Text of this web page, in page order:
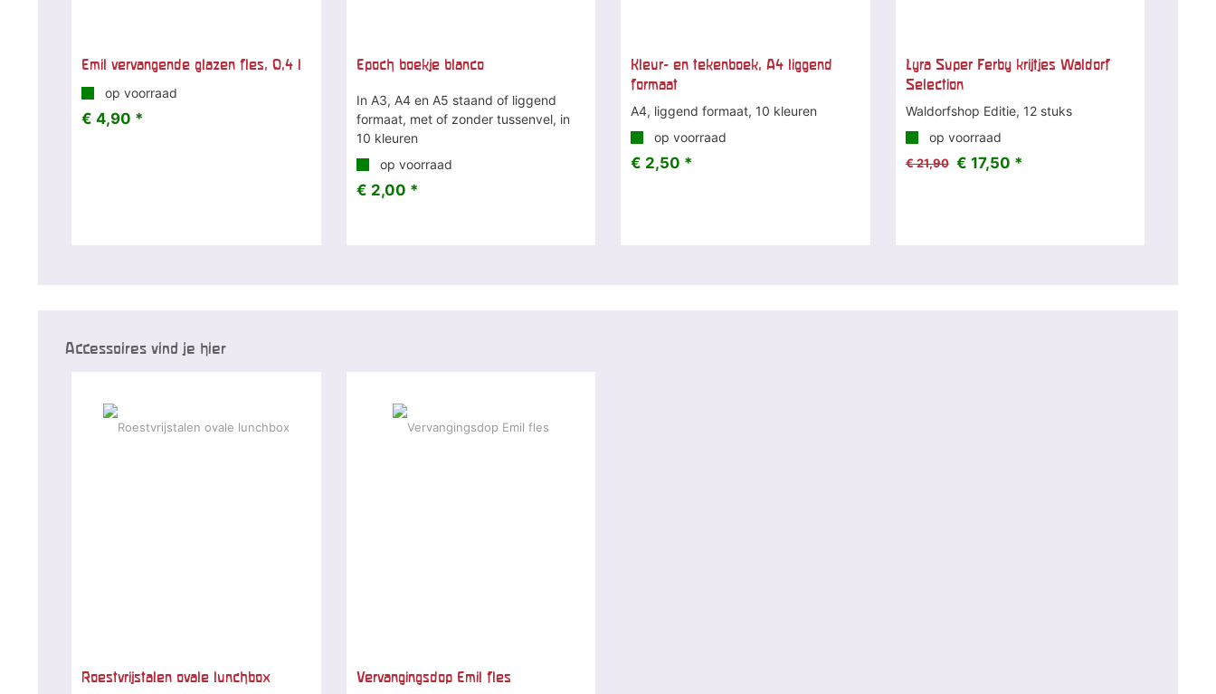
Emil vervangende glazen fles, 0,4 l
op voorraad
€ 4,90 *
Epoch boekje blanco
In A3, A4 en A5 staand of liggend
formaat, met of zonder tussenvel, in
10 kleuren
op voorraad
€ 2,00 *
Kleur- en tekenboek, A4 liggend
formaat
A4, liggend formaat, 10 kleuren
op voorraad
€ 2,50 *
Lyra Super Ferby krijtjes Waldorf
Selection
Waldorfshop Editie, 12 stuks
op voorraad
€ 21,90 € 17,50 *
Accessoires vind je hier
Roestvrijstalen ovale lunchbox Vervangingsdop Emil fles